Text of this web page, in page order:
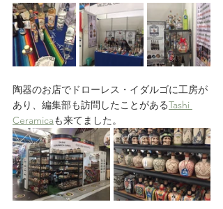
陶器のお店でドローレス・イダルゴに工房が
あり、編集部も訪問したことがあるTashi
Ceramicaも来てました。